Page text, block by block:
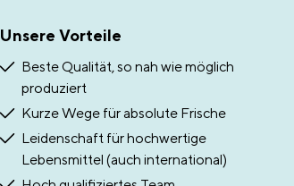
Unsere Vorteile
Beste Qualität, so nah wie möglich
produziert
Kurze Wege für absolute Frische
Leidenschaft für hochwertige
Lebensmittel (auch international)